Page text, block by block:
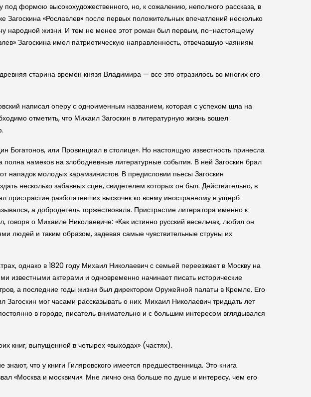
формою высокохудожественного, но, к сожалению, неполного рассказа, в
«Рославлев» после первых положительных впечатлений несколько
народной жизни. И тем не менее этот роман был первым, по-настоящему
Заго­скина имел патриотиче­скую направленность, отвечавшую чаяниям
старина времен князя Владимира — все это отразилось во многих его
написал оперу с одноименным названием, которая с успехом шла на
отметить, что Михаил Заго­скин в литературную жизнь вошел
Богатонов, или Провинциал в столице». Но настоящую известность принесла
намеков на злободневные литературные события. В ней Заго­скин брал
нападок молодых карамзинистов. В предисловии пьесы Заго­скин
несколько забавных сцен, свидетелем которых он был. Действительно, в
пристрастие разбогатевших выскочек ко всему иностранному в ущерб
а добродетель торжествовала. Пристрастие литератора именно к
о Михаиле Николаевиче: «Как истинно рус­ский весельчак, любил он
людей и таким образом, задевая самые чувствительные струны их
однако в 1820 году Михаил Николаевич с семьей переезжает в Москву на
известными актерами и одновременно начинает писать историче­ские
а последние годы жизни был директором Оружейной палаты в Кремле. Его
мог часами рассказывать о них. Михаил Николаевич тридцать лет
в городе, писатель внимательно и с большим интересом вглядывался
книг, выпущенной в четырех «выходах» (частях).
что у книги Гиляров­ского имеется предшественница. Это книга
«Москва и москвичи». Мне лично она больше по душе и интересу, чем его